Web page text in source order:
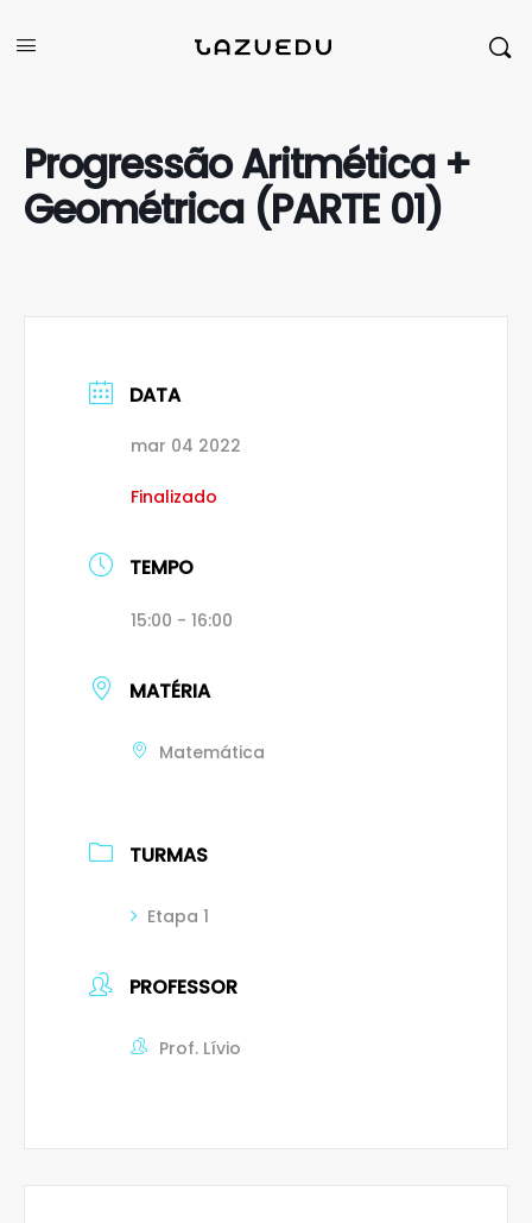
Progressão Aritmética +
Geométrica (PARTE 01)
DATA
mar 04 2022
Finalizado
TEMPO
15:00 - 16:00
MATÉRIA
Matemática
TURMAS
Etapa 1
PROFESSOR
Prof. Lívio